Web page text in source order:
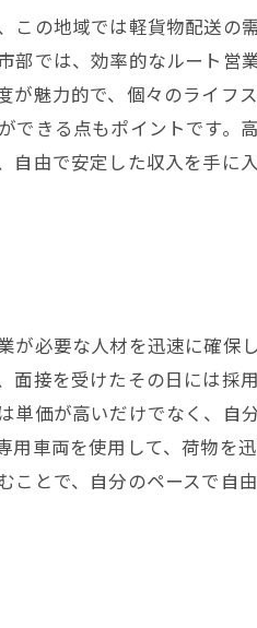
の地域では軽貨物配送の
では、効率的なルート営
魅力的で、個々のライフ
きる点もポイントです。
由で安定した収入を手に
必要な人材を迅速に確保
接を受けたその日には採
価が高いだけでなく、自
車両を使用して、荷物を
とで、自分のペースで自